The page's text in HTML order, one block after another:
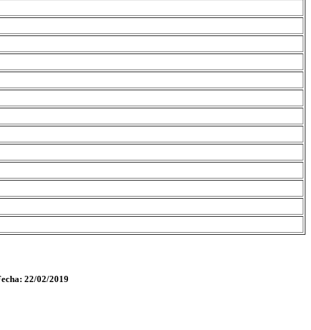
22/02/2019